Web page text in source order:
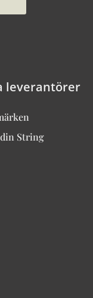
leverantörer
String